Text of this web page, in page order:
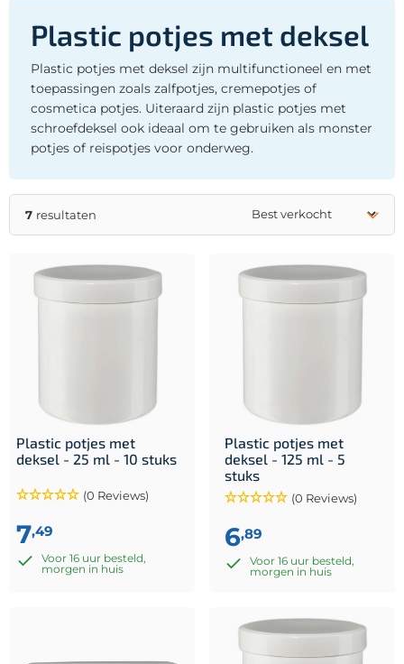
Plastic potjes met deksel
Plastic potjes met deksel zijn multifunctioneel en met
toepassingen zoals zalfpotjes, cremepotjes of
cosmetica potjes. Uiteraard zijn plastic potjes met
schroefdeksel ook ideaal om te gebruiken als monster
potjes of reispotjes voor onderweg.
7 resultaten
Plastic potjes met
deksel - 25 ml - 10 stuks
(0 Reviews)
7,49
Voor 16 uur besteld,
morgen in huis
Plastic potjes met
deksel - 125 ml - 5
stuks
(0 Reviews)
6,89
Voor 16 uur besteld,
morgen in huis